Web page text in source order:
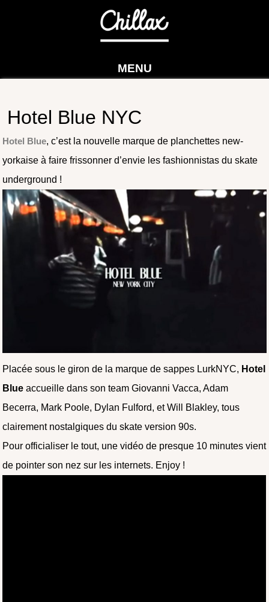
MENU
Hotel Blue NYC
Hotel Blue, c’est la nouvelle marque de planchettes new-
yorkaise à faire frissonner d’envie les fashionnistas du skate
underground !
Placée sous le giron de la marque de sappes LurkNYC, Hotel
Blue accueille dans son team Giovanni Vacca, Adam
Becerra, Mark Poole, Dylan Fulford, et Will Blakley, tous
clairement nostalgiques du skate version 90s.
Pour officialiser le tout, une vidéo de presque 10 minutes vient
de pointer son nez sur les internets. Enjoy !